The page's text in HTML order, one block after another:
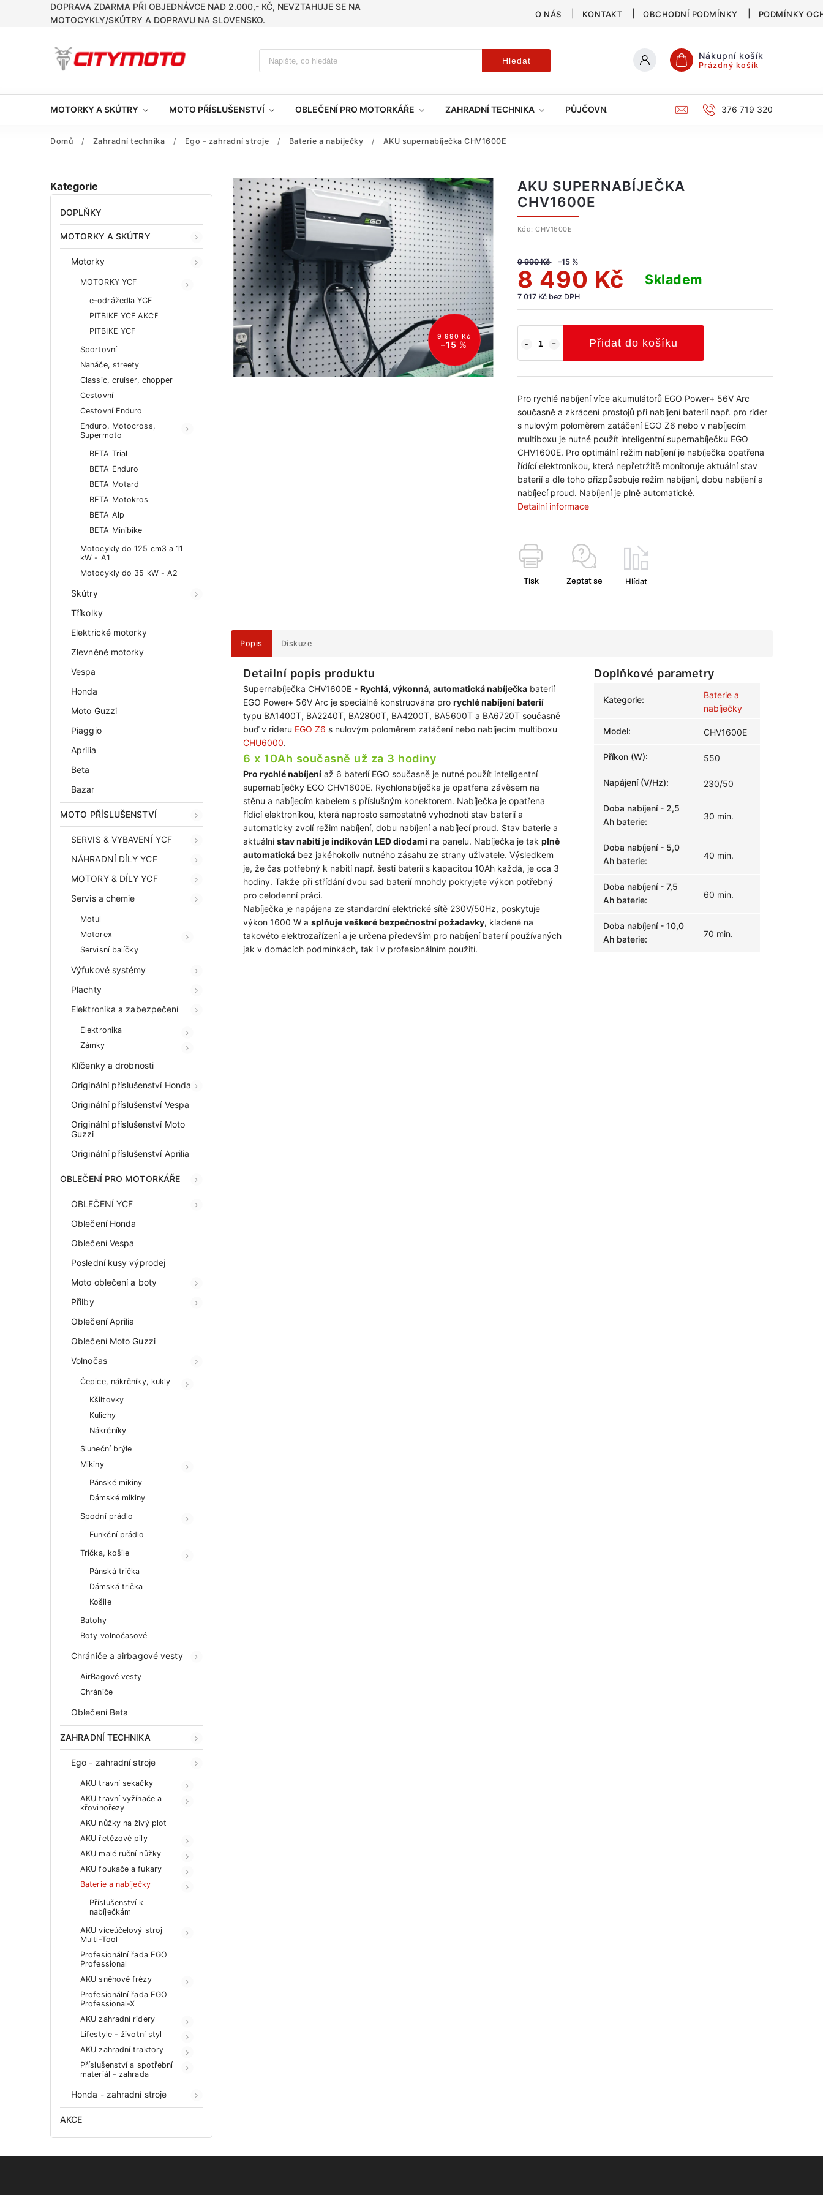
DOPRAVA ZDARMA PŘI OBJEDNÁVCE NAD 2.000,- KČ, NEVZTAHUJE SE NA
MOTOCYKLY/SKÚTRY A DOPRAVU NA SLOVENSKO.
O NÁS KONTAKT OBCHODNÍ PODMÍNKY PODMÍNKY
Hledat Nákupní košík
Prázdný košík
MOTORKY A SKÚTRY MOTO PŘÍSLUŠENSTVÍ OBLEČENÍ PRO MOTORKÁŘE ZAHRADNÍ TECHNIKA PŮJČOVNA KATALOG376 719 320
Domů / Zahradní technika / Ego - zahradní stroje / Baterie a nabíječky / AKU supernabíječka CHV1600E
Kategorie
DOPLŇKY
MOTORKY A SKÚTRY
Motorky
MOTORKY YCF
e-odrážedla YCF
PITBIKE YCF AKCE
PITBIKE YCF
Sportovní
Naháče, streety
Classic, cruiser, chopper
Cestovní
Cestovní Enduro
Enduro, Motocross,
Supermoto
BETA Trial
BETA Enduro
BETA Motard
BETA Motokros
BETA Alp
BETA Minibike
Motocykly do 125 cm3 a 11
kW - A1
Motocykly do 35 kW - A2
Skútry
Tříkolky
Elektrické motorky
Zlevněné motorky
Vespa
Honda
Moto Guzzi
Piaggio
Aprilia
Beta
Bazar
MOTO PŘÍSLUŠENSTVÍ
SERVIS & VYBAVENÍ YCF
NÁHRADNÍ DÍLY YCF
MOTORY & DÍLY YCF
Servis a chemie
Motul
Motorex
Servisní balíčky
Výfukové systémy
Plachty
Elektronika a zabezpečení
Elektronika
Zámky
Klíčenky a drobnosti
Originální příslušenství Honda
Originální příslušenství Vespa
Originální příslušenství Moto
Guzzi
Originální příslušenství Aprilia
OBLEČENÍ PRO MOTORKÁŘE
OBLEČENÍ YCF
Oblečení Honda
Oblečení Vespa
Poslední kusy výprodej
Moto oblečení a boty
Přilby
Oblečení Aprilia
Oblečení Moto Guzzi
Volnočas
Čepice, nákrčníky, kukly
Kšiltovky
Kulichy
Nákrčníky
Sluneční brýle
Mikiny
Pánské mikiny
Dámské mikiny
Spodní prádlo
Funkční prádlo
Trička, košile
Pánská trička
Dámská trička
Košile
Batohy
Boty volnočasové
Chrániče a airbagové vesty
AirBagové vesty
Chrániče
Oblečení Beta
ZAHRADNÍ TECHNIKA
Ego - zahradní stroje
AKU travní sekačky
AKU travní vyžínače a
křovinořezy
AKU nůžky na živý plot
AKU řetězové pily
AKU malé ruční nůžky
AKU foukače a fukary
Baterie a nabíječky
Příslušenství k
nabíječkám
AKU víceúčelový stroj
Multi-Tool
Profesionální řada EGO
Professional
AKU sněhové frézy
Profesionální řada EGO
Professional-X
AKU zahradní ridery
Lifestyle - životní styl
AKU zahradní traktory
Příslušenství a spotřební
materiál - zahrada
Honda - zahradní stroje
AKCE
9 990 Kč
–15 %
AKU SUPERNABÍJEČKA
CHV1600E
Kód: CHV1600E
9 990 Kč –15 %
8 490 Kč
7 017 Kč bez DPH
Skladem
Přidat do košíku
Pro rychlé nabíjení více akumulátorů EGO Power+ 56V Arc
současně a zkrácení prostojů při nabíjení baterií např. pro rider
s nulovým poloměrem zatáčení EGO Z6 nebo v nabíjecím
multiboxu je nutné použít inteligentní supernabíječku EGO
CHV1600E. Pro optimální režim nabíjení je nabíječka opatřena
řídící elektronikou, která nepřetržitě monitoruje aktuální stav
baterií a dle toho přizpůsobuje režim nabíjení, dobu nabíjení a
nabíjecí proud. Nabíjení je plně automatické.
Detailní informace
Tisk Zeptat se Hlídat
Popis Diskuze
Detailní popis produktu
Supernabíječka CHV1600E - Rychlá, výkonná, automatická nabíječka baterií
EGO Power+ 56V Arc je speciálně konstruována pro rychlé nabíjení baterií
typu BA1400T, BA2240T, BA2800T, BA4200T, BA5600T a BA6720T současně
buď v rideru EGO Z6 s nulovým poloměrem zatáčení nebo nabíjecím multiboxu
CHU6000.
6 x 10Ah současně už za 3 hodiny
Pro rychlé nabíjení až 6 baterií EGO současně je nutné použít inteligentní
supernabíječky EGO CHV1600E. Rychlonabíječka je opatřena závěsem na
stěnu a nabíjecím kabelem s příslušným konektorem. Nabíječka je opatřena
řídící elektronikou, která naprosto samostatně vyhodnotí stav baterií a
automaticky zvolí režim nabíjení, dobu nabíjení a nabíjecí proud. Stav baterie a
aktuálnístav nabití je indikován LED diodami na panelu. Nabíječka je tak plně
automatická bez jakéhokoliv nutného zásahu ze strany uživatele. Výsledkem
je, že čas potřebný k nabití např. šesti baterií s kapacitou 10Ah každá, je cca 3
hodiny. Takže při střídání dvou sad baterií mnohdy pokryjete výkon potřebný
pro celodenní práci.
Nabíječka je napájena ze standardní elektrické sítě 230V/50Hz, poskytuje
výkon 1600 W a splňuje veškeré bezpečnostní požadavky, kladené na
takovéto elektrozařízení a je určena především pro nabíjení baterií používaných
jak v domácích podmínkách, tak i v profesionálním použití.
Doplňkové parametry
Kategorie:
Baterie a
nabíječky
Model: CHV1600E
Příkon (W): 550
Napájení (V/Hz): 230/50
Doba nabíjení - 2,5
Ah baterie:
30 min.
Doba nabíjení - 5,0
Ah baterie:
40 min.
Doba nabíjení - 7,5
Ah baterie:
60 min.
Doba nabíjení - 10,0
Ah baterie:
70 min.